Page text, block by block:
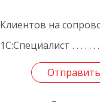
Клиентов на
1С:Специалист